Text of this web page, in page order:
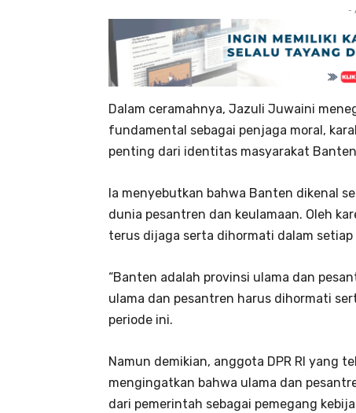
-
Dalam ceramahnya, Jazuli Juwaini
fundamental sebagai penjaga moral,
penting dari identitas masyarakat
Ia menyebutkan bahwa Banten dikenal
dunia pesantren dan keulamaan. Oleh
terus dijaga serta dihormati dalam setiap
“Banten adalah provinsi ulama dan
ulama dan pesantren harus dihormati
periode ini.
Namun demikian, anggota DPR RI yang
mengingatkan bahwa ulama dan
dari pemerintah sebagai pemegang